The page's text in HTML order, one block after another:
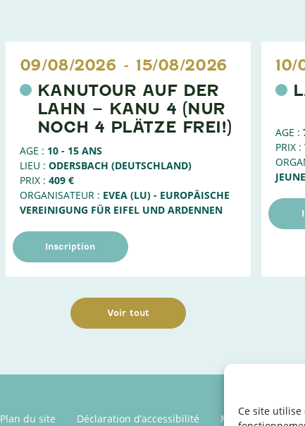
Ce site utilise
KANUTOUR AUF DER
LAHN – KANU 4 (NUR
NOCH 4 PLÄTZE FREI!)
09/08/2026 - 15/08/2026
AGE : 10 - 15 ANS
LIEU : ODERSBACH (DEUTSCHLAND)
PRIX : 409 €
ORGANISATEUR : EVEA (LU) - EUROPÄISCHE
VEREINIGUNG FÜR EIFEL UND ARDENNEN
Inscription
10/
AGE :
PRIX :
Voir tout
Plan du site Déclaration d’accessibilité Mentions légales